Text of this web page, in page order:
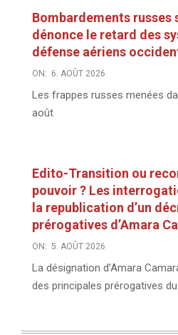
Bombardements russes
dénonce le retard des
défense aériens
ON: 6. AOÛT 2026
Les frappes russes menées
août
Edito-Transition ou
pouvoir ? Les
la republication d’un
prérogatives d’Amara
ON: 5. AOÛT 2026
La désignation d’Amara
des principales prérogatives